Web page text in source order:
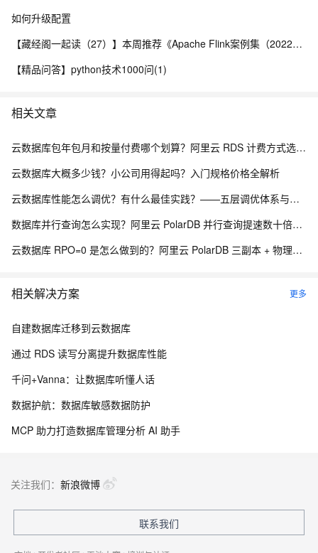
如何升级配置
【藏经阁一起读（27）】本周推荐《Apache Flink案例集（2022版）》，你有哪些心得？
【精品问答】python技术1000问(1)
相关文章
云数据库包年包月和按量付费哪个划算？阿里云 RDS 计费方式选型全解析
云数据库大概多少钱？小公司用得起吗？入门规格价格全解析
云数据库性能怎么调优？有什么最佳实践？——五层调优体系与阿里云 RDS 实战
数据库并行查询怎么实现？阿里云 PolarDB 并行查询提速数十倍解析
云数据库 RPO=0 是怎么做到的？阿里云 PolarDB 三副本 + 物理复制解析
相关解决方案 更多
自建数据库迁移到云数据库
通过 RDS 读写分离提升数据库性能
千问+Vanna：让数据库听懂人话
数据护航：数据库敏感数据防护
MCP 助力打造数据库管理分析 AI 助手
关注我们： 新浪微博
联系我们